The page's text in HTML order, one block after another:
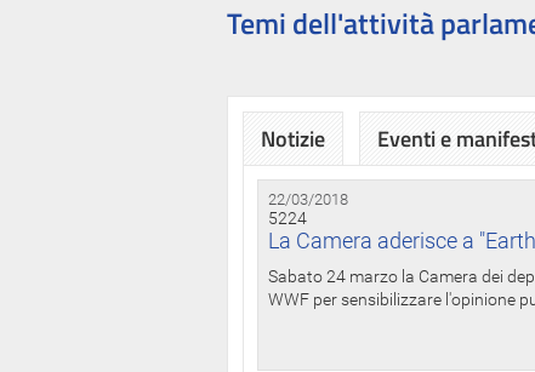
Temi dell'attività
Notizie Eventi e
22/03/2018
5224
La Camera aderisce a
Sabato 24 marzo la Camera dei
WWF per sensibilizzare l'opinione